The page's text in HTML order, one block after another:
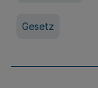
Gesetz